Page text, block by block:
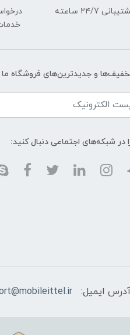
۲۴/7 ساعته
و جدیدترین‌های فروشگاه ما
در شبکه‌های اجتماعی دنبال کنید:
ایمیل: